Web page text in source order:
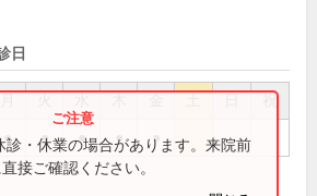
日
祝
● ● ● ● ●
診・休業の場合があります。来院前
接ご確認ください。